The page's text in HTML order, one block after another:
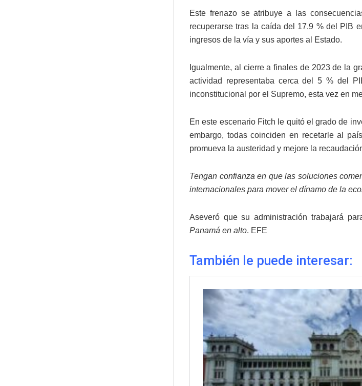
Este frenazo se atribuye a las
recuperarse tras la caída del 17.9 % del PIB
ingresos de la vía y sus aportes al Estado.
Igualmente, al cierre a finales de 2023 de la
actividad representaba cerca del 5 % del
inconstitucional por el Supremo, esta vez en
En este escenario Fitch le quitó el grado de
embargo, todas coinciden en recetarle al
promueva la austeridad y mejore la
Tengan confianza en que las soluciones
internacionales para mover el dínamo de la
Aseveró que su administración trabajará
Panamá en alto. EFE
También le puede interesar: